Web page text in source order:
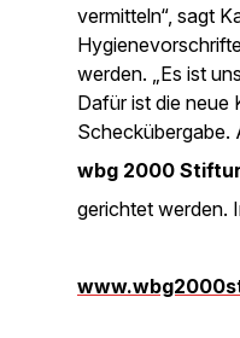
vermitteln“, sagt
werden. „Es ist
Dafür ist die neue
Scheckübergabe.
wbg 2000
gerichtet werden.